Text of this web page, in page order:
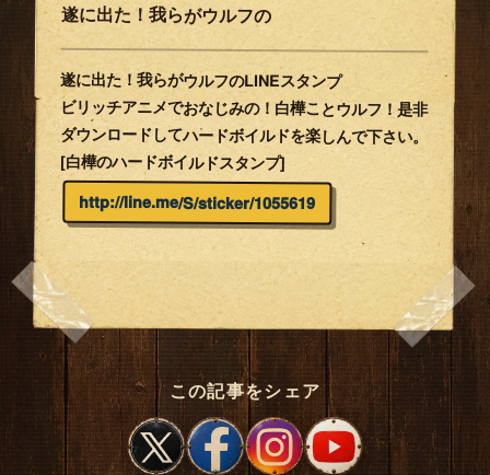
遂に出た！我らがウルフの
遂に出た！我らがウルフのLINEスタンプ
ビリッチアニメでおなじみの！白樺ことウルフ！是非
ダウンロードしてハードボイルドを楽しんで下さい。
[白樺のハードボイルドスタンプ]
http://line.me/S/sticker/1055619
この記事をシェア